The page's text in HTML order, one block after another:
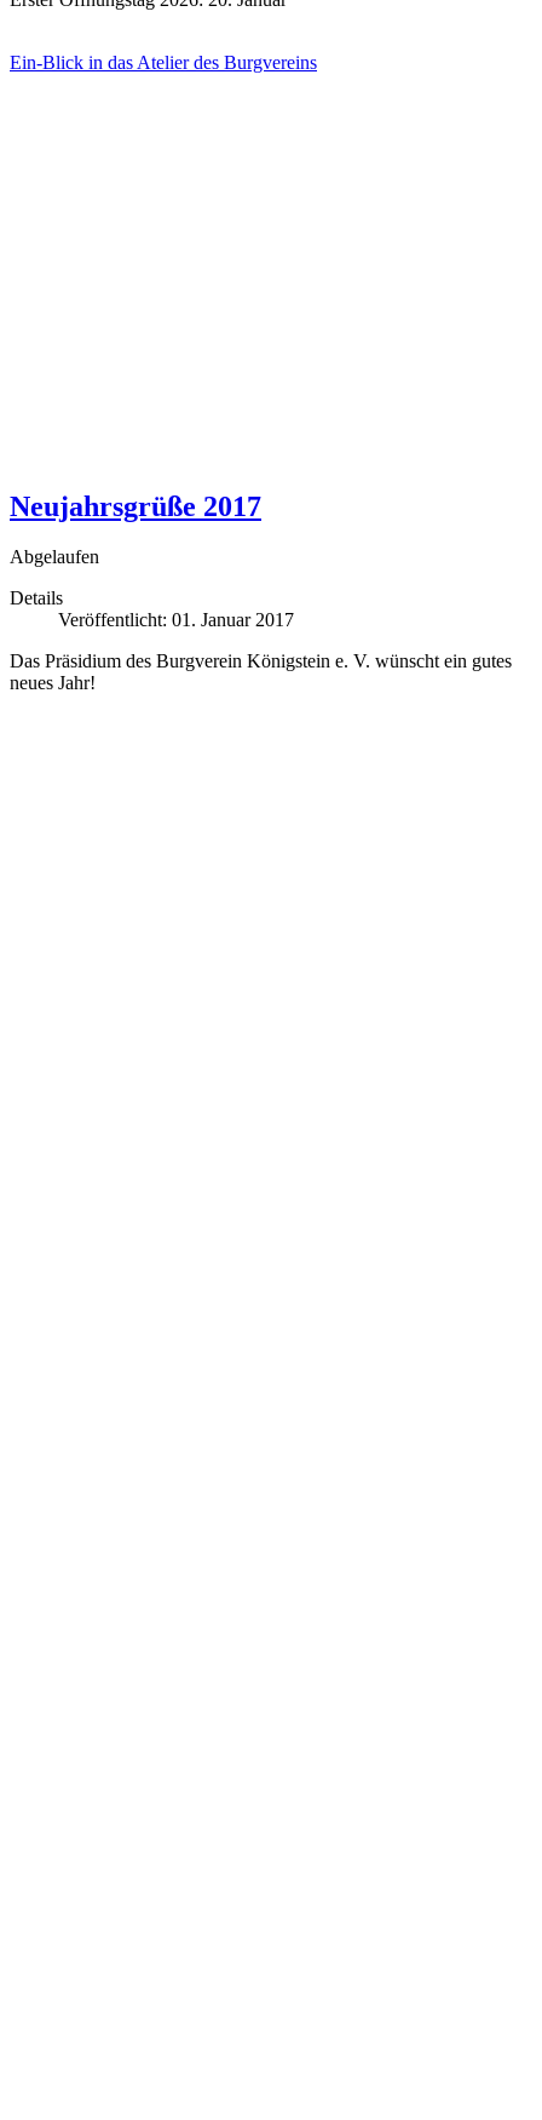
Ein-Blick in das Atelier des Burgvereins
Neujahrsgrüße 2017
Abgelaufen
Details
Veröffentlicht: 01. Januar 2017
Das Präsidium des Burgverein Königstein e. V. wünscht ein gutes
neues Jahr!